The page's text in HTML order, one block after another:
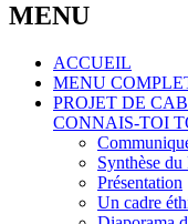
MENU
ACCUEIL
MENU
PROJET DE
CONNAIS-TOI
Synthèse du
Présentation
Un cadre